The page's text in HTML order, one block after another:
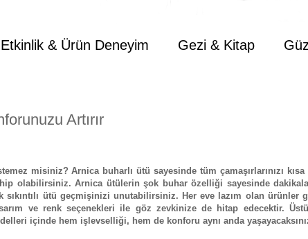
Etkinlik & Ürün Deneyim Gezi & Kitap
Artırır
misiniz? Arnica buharlı ütü sayesinde tüm çamaşırlarınızı
olabilirsiniz. Arnica ütülerin şok buhar özelliği sayesinde
ütü geçmişinizi unutabilirsiniz. Her eve lazım olan ürünler
ve renk seçenekleri ile göz zevkinize de hitap edecektir.
içinde hem işlevselliği, hem de konforu aynı anda